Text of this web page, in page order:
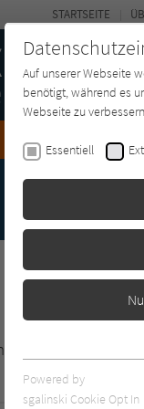
Mystery
STARTSEITE
Couch.de.
Auf unserer Webseite
benötigt, während es
Webseite zu
Essentiell
Essentielle Cookies
benötigt. Dadurch
Powered by
sgalinski Cookie Opt In